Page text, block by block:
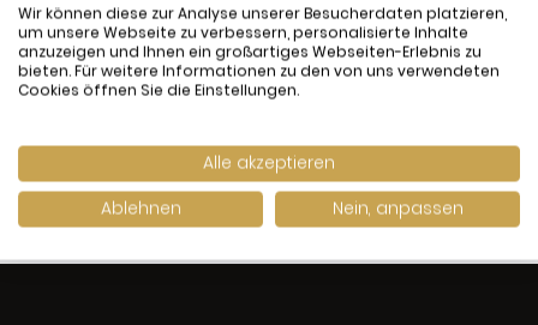
Newsletter abbestellen.
ANMELDEN
Wir können diese zur Analyse unserer Besucherdaten platzieren,
um unsere Webseite zu verbessern, personalisierte Inhalte
anzuzeigen und Ihnen ein großartiges Webseiten-Erlebnis zu
bieten. Für weitere Informationen zu den von uns verwendeten
Cookies öffnen Sie die Einstellungen.
Alle akzeptieren
Ablehnen
Nein, anpassen